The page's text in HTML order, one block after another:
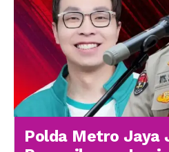
Polda Metro Jaya